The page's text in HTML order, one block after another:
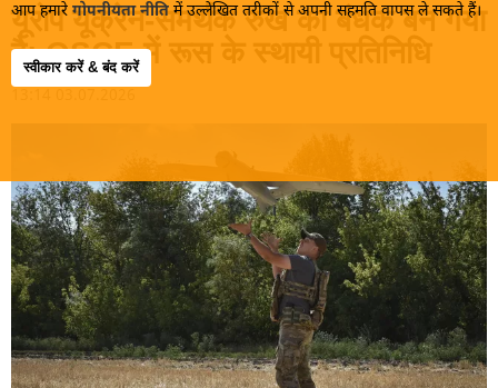
आप हमारे गोपनीयता नीति में उल्लेखित तरीकों से अपनी सहमति वापस ले सकते हैं।
स्वीकार करें & बंद करें
यूरोप यूक्रेन-समर्थक रुख का बंधक बन गया
है: OSCE में रूस के स्थायी प्रतिनिधि